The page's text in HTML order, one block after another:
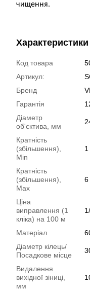
чищення.
Характеристики
Код товара
Артикул:
Бренд
Гарантія
Діаметр
об'єктива, мм
Кратність
(збільшення),
Min
1
Кратність
(збільшення),
Max
6
Ціна
виправлення (1
кліка) на 100 м
Матеріал
Діаметр кілець/
Посадкове місце
Видалення
вихідної зіниці,
мм